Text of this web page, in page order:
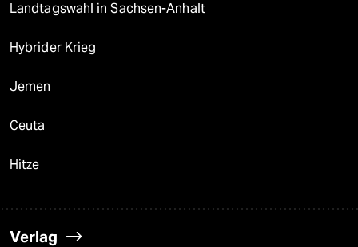
Landtagswahl in Sachsen-Anhalt
Hybrider Krieg
Jemen
Ceuta
Hitze
Verlag